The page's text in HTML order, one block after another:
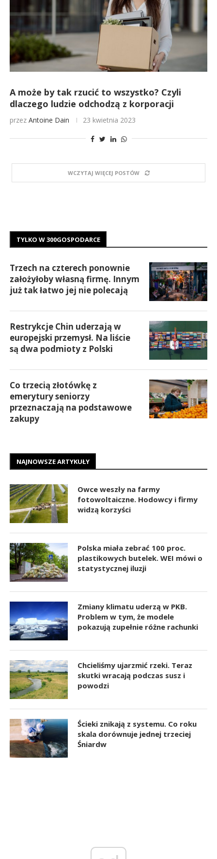
A może by tak rzucić to wszystko? Czyli
dlaczego ludzie odchodzą z korporacji
przez Antoine Dain 23 kwietnia 2023
WCZYTAJ WIĘCEJ POSTÓW
TYLKO W 300GOSPODARCE
Trzech na czterech ponownie
założyłoby własną firmę. Innym
już tak łatwo jej nie polecają
Restrykcje Chin uderzają w
europejski przemysł. Na liście
są dwa podmioty z Polski
Co trzecią złotówkę z
emerytury seniorzy
przeznaczają na podstawowe
zakupy
NAJNOWSZE ARTYKUŁY
Owce weszły na farmy
fotowoltaiczne. Hodowcy i firmy
widzą korzyści
Polska miała zebrać 100 proc.
plastikowych butelek. WEI mówi o
statystycznej iluzji
Zmiany klimatu uderzą w PKB.
Problem w tym, że modele
pokazują zupełnie różne rachunki
Chcieliśmy ujarzmić rzeki. Teraz
skutki wracają podczas susz i
powodzi
Ścieki znikają z systemu. Co roku
skala dorównuje jednej trzeciej
Śniardw